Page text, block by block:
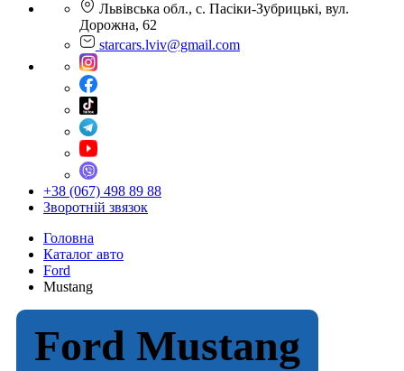
Львівська обл., с. Пасіки-Зубрицькі, вул.
Дорожна, 62
starcars.lviv@gmail.com
+38 (067) 498 89 88
Зворотній звязок
Головна
Каталог авто
Ford
Mustang
Ford Mustang